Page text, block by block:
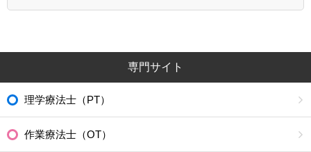
専門サイト
理学療法士（PT）
作業療法士（OT）